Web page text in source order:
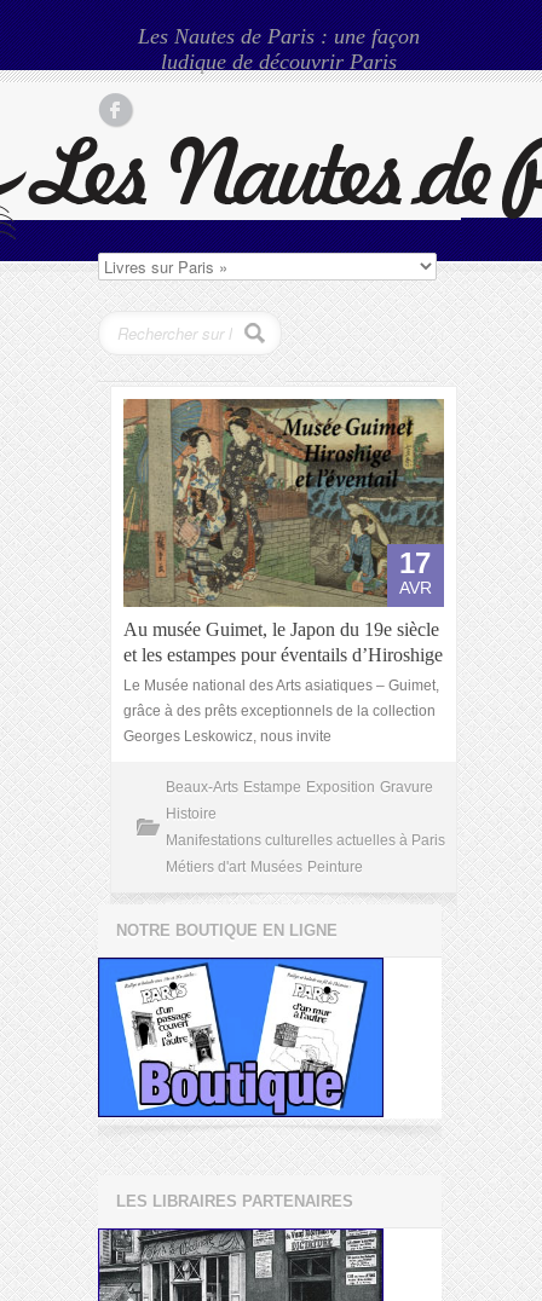
Les Nautes de Paris : une façon
ludique de découvrir Paris
17
AVR
Au musée Guimet, le Japon du 19e siècle
et les estampes pour éventails d’Hiroshige
Le Musée national des Arts asiatiques – Guimet,
grâce à des prêts exceptionnels de la collection
Georges Leskowicz, nous invite
Beaux-Arts Estampe Exposition Gravure
Histoire
Manifestations culturelles actuelles à Paris
Métiers d'art Musées Peinture
NOTRE BOUTIQUE EN LIGNE
LES LIBRAIRES PARTENAIRES